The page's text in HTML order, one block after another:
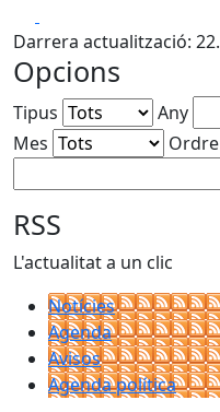
Darrera actualització:
Opcions
Tipus
Any
Mes
Ordre
RSS
L'actualitat a un clic
Notícies
Agenda
Avisos
Agenda política